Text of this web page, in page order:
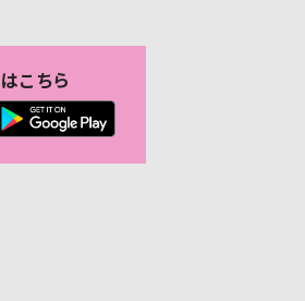
こちら